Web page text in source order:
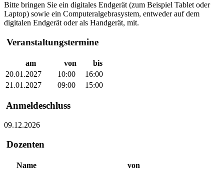
Bitte bringen Sie ein digitales Endgerät (zum Beispiel Tablet oder
Laptop) sowie ein Computeralgebrasystem, entweder auf dem
digitalen Endgerät oder als Handgerät, mit.
Veranstaltungstermine
am von
bis
20.01.2027
10:00
16:00
21.01.2027
09:00 15:00
Anmeldeschluss
09.12.2026
Dozenten
Name
von